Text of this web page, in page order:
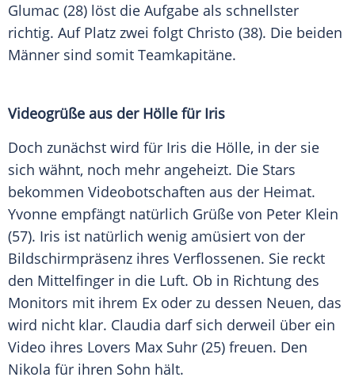
Glumac (28) löst die Aufgabe als schnellster
richtig. Auf Platz zwei folgt Christo (38). Die beiden
Männer sind somit Teamkapitäne.
Videogrüße aus der Hölle für Iris
Doch zunächst wird für Iris die Hölle, in der sie
sich wähnt, noch mehr angeheizt. Die Stars
bekommen Videobotschaften aus der Heimat.
Yvonne empfängt natürlich Grüße von Peter Klein
(57). Iris ist natürlich wenig amüsiert von der
Bildschirmpräsenz ihres Verflossenen. Sie reckt
den Mittelfinger in die Luft. Ob in Richtung des
Monitors mit ihrem Ex oder zu dessen Neuen, das
wird nicht klar. Claudia darf sich derweil über ein
Video ihres Lovers Max Suhr (25) freuen. Den
Nikola für ihren Sohn hält.